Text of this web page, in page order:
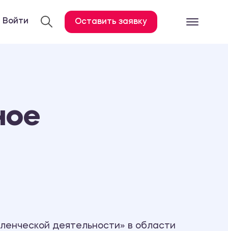
Дневник по практике
Войти Оставить заявку
деятельности» в области